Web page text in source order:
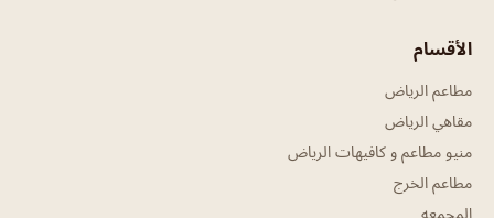
الأقسام
مطاعم الرياض
مقاهي الرياض
منيو مطاعم و كافيهات الرياض
مطاعم الخرج
المجمعه